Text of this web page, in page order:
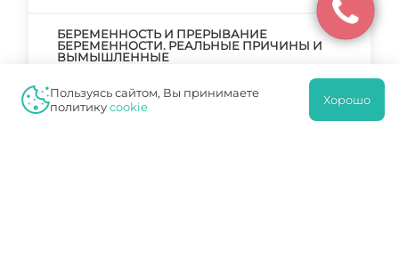
БЕРЕМЕННОСТЬ И ПРЕРЫВАНИЕ
БЕРЕМЕННОСТИ. РЕАЛЬНЫЕ ПРИЧИНЫ И
ВЫМЫШЛЕННЫЕ
БЕРЕМЕННОСТЬ И РОДЫ ПОСЛЕ КЕСАРЕВА
СЕЧЕНИЯ
Пользуясь сайтом, Вы принимаете
политикуcookie Хорошо